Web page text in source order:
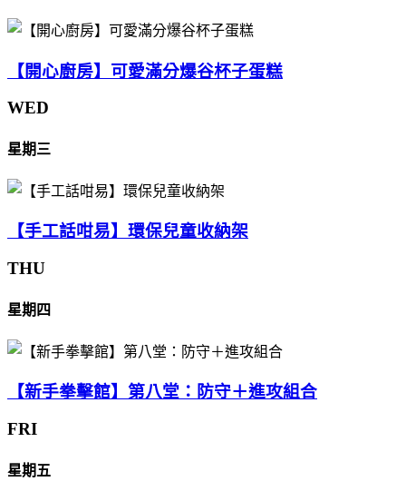
【開心廚房】可愛滿分爆谷杯子蛋糕
WED
星期三
【手工話咁易】環保兒童收納架
THU
星期四
【新手拳擊館】第八堂：防守＋進攻組合
FRI
星期五